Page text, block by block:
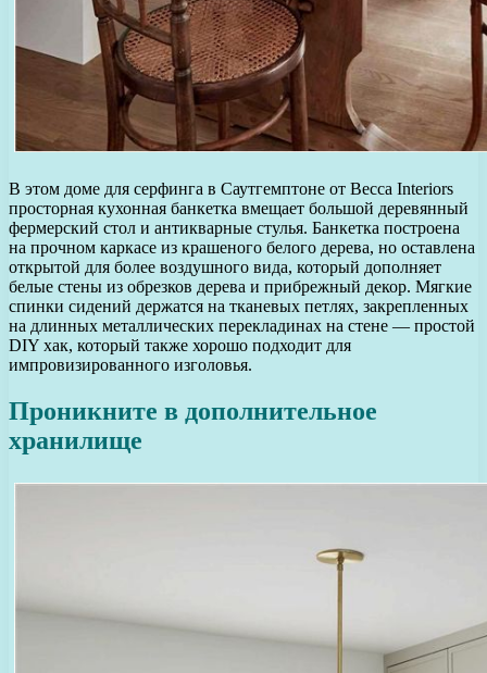
В этом доме для серфинга в Саутгемптоне от Becca Interiors
просторная кухонная банкетка вмещает большой деревянный
фермерский стол и антикварные стулья. Банкетка построена
на прочном каркасе из крашеного белого дерева, но оставлена
открытой для более воздушного вида, который дополняет
белые стены из обрезков дерева и прибрежный декор. Мягкие
спинки сидений держатся на тканевых петлях, закрепленных
на длинных металлических перекладинах на стене — простой
DIY хак, который также хорошо подходит для
импровизированного изголовья.
Проникните в дополнительное
хранилище